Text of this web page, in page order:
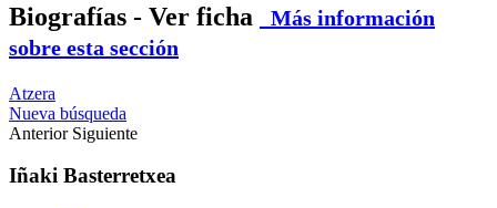
Biografías - Ver ficha
Más información
sobre esta sección
Atzera
Nueva búsqueda
Anterior Siguiente
Iñaki Basterretxea